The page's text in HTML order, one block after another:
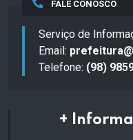
FALE CONOSCO
Serviço de
Email:
Telefone: (98)
+